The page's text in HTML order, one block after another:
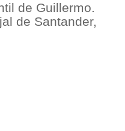
de Guillermo.
de Santander,